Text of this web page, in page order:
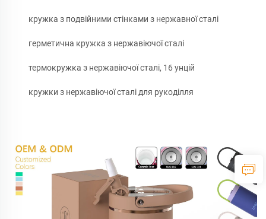
кружка з подвійними стінками з нержавної сталі
герметична кружка з нержавіючої сталі
термокружка з нержавіючої сталі, 16 унцій
кружки з нержавіючої сталі для рукоділля